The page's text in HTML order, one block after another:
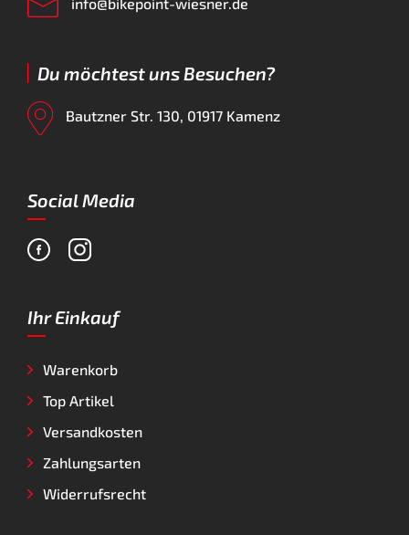
info@bikepoint-wiesner.de
Du möchtest uns Besuchen?
Bautzner Str. 130, 01917 Kamenz
Social Media
Ihr Einkauf
Warenkorb
Top Artikel
Versandkosten
Zahlungsarten
Widerrufsrecht